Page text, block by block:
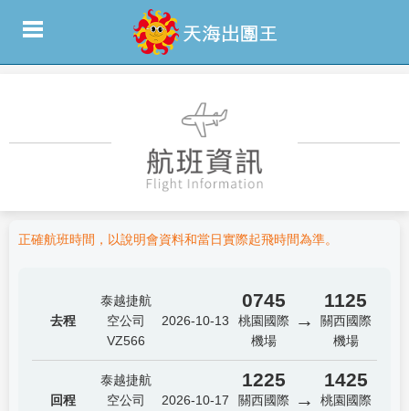
正確航班時間，以說明會資料和當日實際起飛時間為準。
去程
泰越捷航
空公司
VZ566
2026-10-13
0745
桃園國際
機場
→
1125
關西國際
機場
回程
泰越捷航
空公司
2026-10-17
1225
關西國際
→
1425
桃園國際